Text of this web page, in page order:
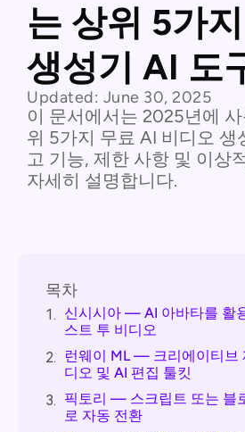
는 상위 5가
생성기 AI 도
Updated: June 30, 2025
이 문서에서는 2025년에
위 5가지 무료 AI 비디오 생
고 기능, 제한 사항 및 이상
자세히 설명합니다.
목차
1. 신시시아 — AI 아바타를 활
스트 투 비디오
2.
런웨이 ML — 크리에이티브
디오 및 AI 편집 툴킷
3. 픽토리 — 스크립트 또는 블
로 자동 전환